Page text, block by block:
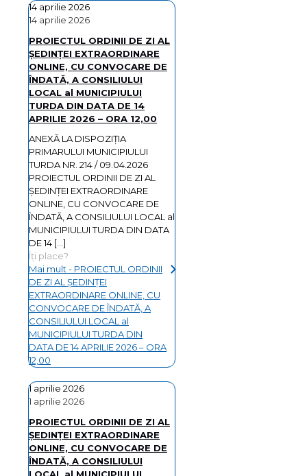
14 aprilie 2026
14 aprilie 2026
PROIECTUL ORDINII DE ZI AL
ŞEDINŢEI EXTRAORDINARE
ONLINE, CU CONVOCARE DE
ÎNDATĂ, A CONSILIULUI
LOCAL al MUNICIPIULUI
TURDA DIN DATA DE 14
APRILIE 2026 – ORA 12,00
ANEXĂ LA DISPOZIȚIA
PRIMARULUI MUNICIPIULUI
TURDA NR. 214 / 09.04.2026
PROIECTUL ORDINII DE ZI AL
ŞEDINŢEI EXTRAORDINARE
ONLINE, CU CONVOCARE DE
ÎNDATĂ, A CONSILIULUI LOCAL al
MUNICIPIULUI TURDA DIN DATA
DE 14 […]
Îți place?
Mai mult- PROIECTUL ORDINII
DE ZI AL ŞEDINŢEI
EXTRAORDINARE ONLINE, CU
CONVOCARE DE ÎNDATĂ, A
CONSILIULUI LOCAL al
MUNICIPIULUI TURDA DIN
DATA DE 14 APRILIE 2026 – ORA
12,00
1 aprilie 2026
1 aprilie 2026
PROIECTUL ORDINII DE ZI AL
ŞEDINŢEI EXTRAORDINARE
ONLINE, CU CONVOCARE DE
ÎNDATĂ, A CONSILIULUI